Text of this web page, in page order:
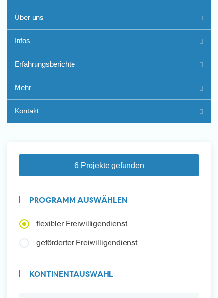
Freiwilligenarbeit im Ausland -
Erfahrungsberichte
Auslandserfahrung Sammeln
und Sozial Engagieren
Initiativbewerbung
Über uns
Infos
Erfahrungsberichte
Mehr
Kontakt
6 Projekte gefunden
PROGRAMM AUSWÄHLEN
flexibler Freiwilligendienst
geförderter Freiwilligendienst
KONTINENTAUSWAHL